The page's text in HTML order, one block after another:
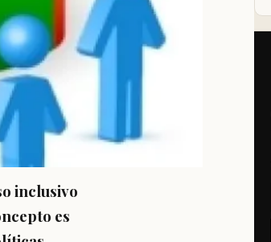
inclusivo
es